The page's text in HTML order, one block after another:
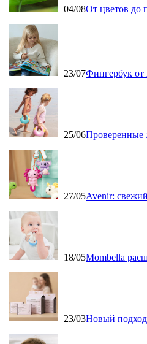
04/08От цветов до
23/07Фингербук от
25/06Проверенные
27/05Avenir: свежий
18/05Mombella
23/03Новый подход